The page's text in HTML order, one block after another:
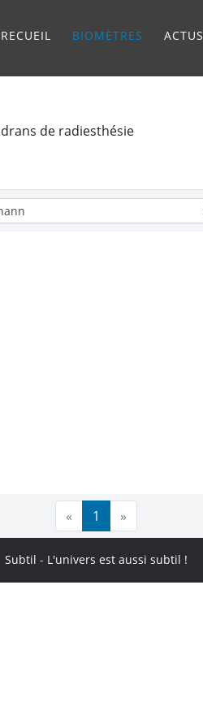
BIOMÈTRES ACTUS
de radiesthésie
« 1 »
Subtil - L'univers est aussi subtil !